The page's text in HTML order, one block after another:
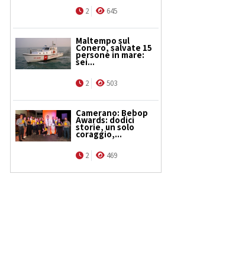
2 645
Maltempo sul
Conero, salvate 15
persone in mare:
sei...
2 503
Camerano: Bebop
Awards: dodici
storie, un solo
coraggio,...
2 469